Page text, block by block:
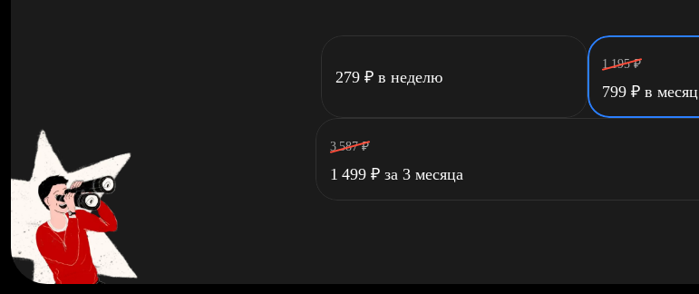
279 ₽ в неделю
1 195 ₽
799 ₽ в месяц
3 587 ₽
1 499 ₽ за 3 месяца